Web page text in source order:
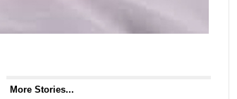
More Stories...